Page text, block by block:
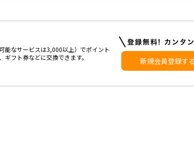
能なサービスは3,000以上）でポイント
フト券などに交換できます。
新規会員登録する